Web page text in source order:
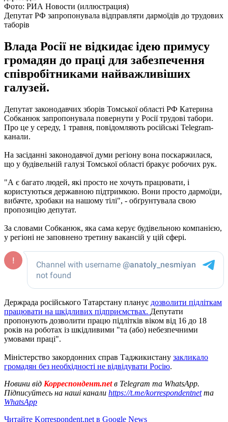
Фото: РИА Новости (иллюстрация)
Депутат РФ запропонувала відправляти дармоїдів до трудових
таборів
Влада Росії не відкидає ідею примусу
громадян до праці для забезпечення
співробітниками найважливіших
галузей.
Депутат законодавчих зборів Томської області РФ Катерина
Собканюк запропонувала повернути у Росії трудові табори.
Про це у середу, 1 травня, повідомляють російські Telegram-
канали.
На засіданні законодавчої думи регіону вона поскаржилася,
що у будівельній галузі Томської області бракує робочих рук.
"А є багато людей, які просто не хочуть працювати, і
користуються державною підтримкою. Вони просто дармоїди,
вибачте, хробаки на нашому тілі", - обґрунтувала свою
пропозицію депутат.
За словами Собканюк, яка сама керує будівельною компанією,
у регіоні не заповнено третину вакансій у цій сфері.
Держрада російського Татарстану планує дозволити підліткам
працювати на шкідливих підприємствах. Депутати
пропонують дозволити працю підлітків віком від 16 до 18
років на роботах із шкідливими "та (або) небезпечними
умовами праці".
Міністерство закордонних справ Таджикистану закликало
громадян без необхідності не відвідувати Росію.
Новини від Корреспондент.netв Telegram та WhatsApp.
Підписуйтесь на наші канали https://t.me/korrespondentnetта
WhatsApp
Читайте Korrespondent.net в Google News